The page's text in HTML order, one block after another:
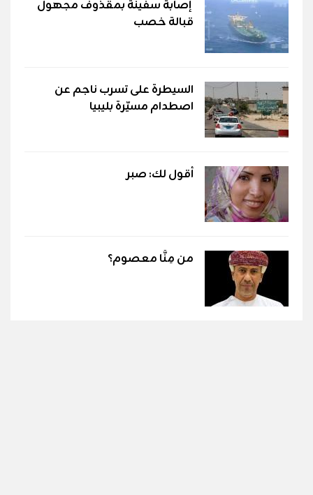
إصابة سفينة بمقذوف مجهول
قبالة خصب
السيطرة على تسرب ناجم عن
اصطدام مسيّرة بليبيا
أقول لك: صبر
من مِنَّا معصوم؟